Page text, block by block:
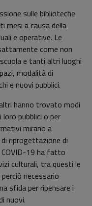
sulle biblioteche
mesi a causa della
e operative. Le
come non
e tanti altri luoghi
modalità di
e nuovi pubblici.
hanno trovato modi
pubblici o per
mirano a
di riprogettazione di
COVID-19 ha fatto
culturali, tra questi le
necessario
sfida per ripensare i
nuovi.